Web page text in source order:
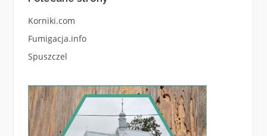
Korniki.com
Fumigacja.info
Spuszczel